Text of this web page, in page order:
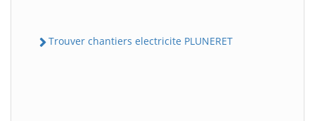
Trouver chantiers electricite PLUNERET